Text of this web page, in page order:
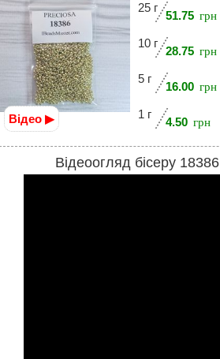
Відео ▶
25 г
51.75
10 г
28.75
5 г
16.00
1 г
4.50
Відеоогляд бісеру 18386